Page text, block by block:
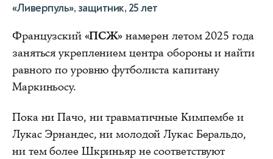
«Ливерпуль», защитник, 25 лет
Французский «ПСЖ»намерен летом 2025 года
заняться укреплением центра обороны и найти
равного по уровню футболиста капитану
Маркиньосу.
Пока ни Пачо, ни травматичные Кимпембе и
Лукас Эрнандес, ни молодой Лукас Беральдо,
ни тем более Шкриньяр не соответствуют